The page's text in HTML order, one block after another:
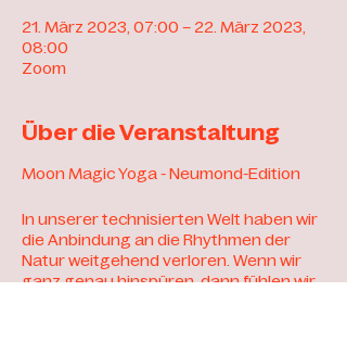
21. März 2023, 07:00 – 22. März 2023,
08:00
Zoom
Über die Veranstaltung
Moon Magic Yoga - Neumond-Edition
In unserer technisierten Welt haben wir
die Anbindung an die Rhythmen der
Natur weitgehend verloren. Wenn wir
ganz genau hinspüren, dann fühlen wir